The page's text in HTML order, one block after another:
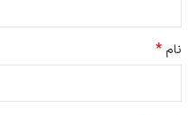
نام*